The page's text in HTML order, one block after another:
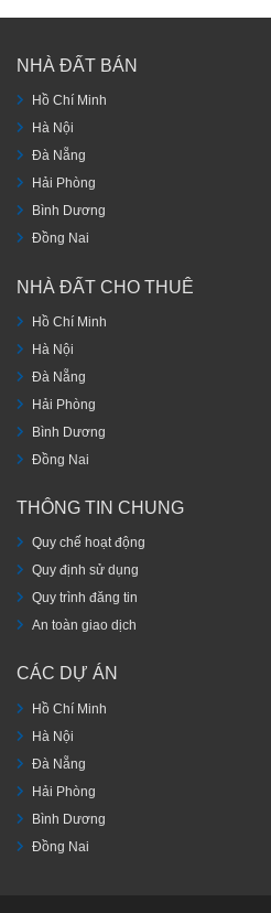
NHÀ ĐẤT BÁN
Hồ Chí Minh
Hà Nội
Đà Nẵng
Hải Phòng
Bình Dương
Đồng Nai
NHÀ ĐẤT CHO THUÊ
Hồ Chí Minh
Hà Nội
Đà Nẵng
Hải Phòng
Bình Dương
Đồng Nai
THÔNG TIN CHUNG
Quy chế hoạt động
Quy định sử dụng
Quy trình đăng tin
An toàn giao dịch
CÁC DỰ ÁN
Hồ Chí Minh
Hà Nội
Đà Nẵng
Hải Phòng
Bình Dương
Đồng Nai